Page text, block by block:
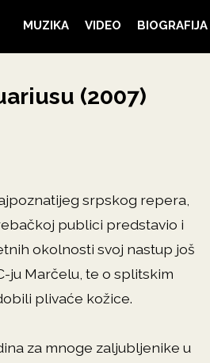
MUZIKA VIDEO BIOGRAFIJA
(2007)
srpskog repera,
publici predstavio i
okolnosti svoj nastup još
ju Marčelu, te o splitskim
plivaće kožice.
za mnoge zaljubljenike u